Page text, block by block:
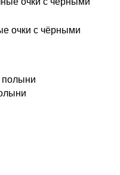
очки с чёрными